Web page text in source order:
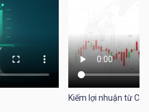
Kiếm lợi nhuận từ CFD